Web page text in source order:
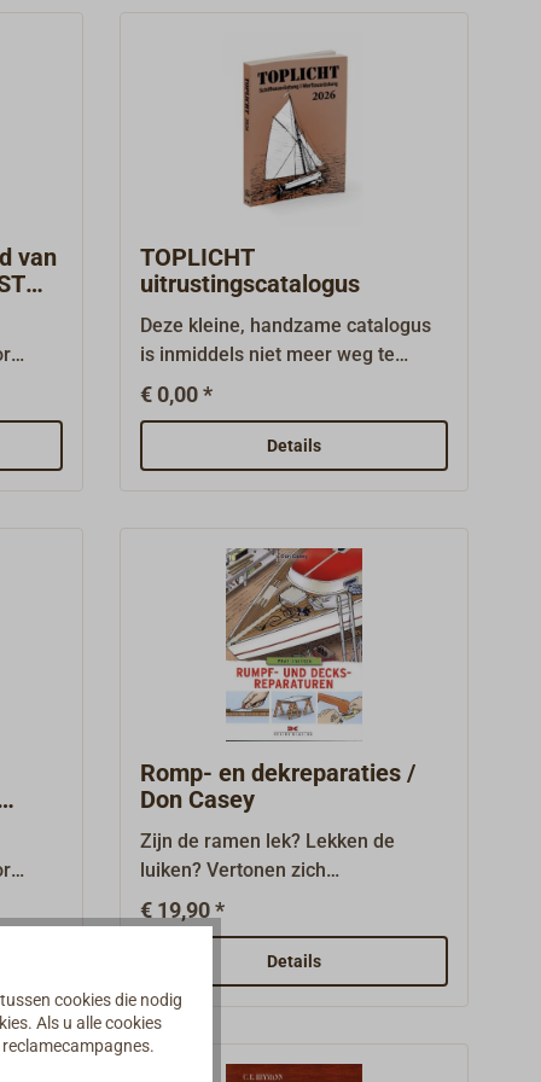
van
x
ca.
van
-
de
met
TOPLICHT
uitrustingscatalogus
Deze kleine, handzame catalogus
is inmiddels niet meer weg te
denken uit de boekenkast van veel
boten. Hij is gevuld met bijna 500
pagina's specialistische kennis en
technische informatie voor naslag,
informatief leesvoer en bevat het
grootste deel van ons
productassortiment - zonder
elektriciteit of internettoegang.496
pagina's, 14,8 x 21 cm. Met Duitse
en Engelse index.Als alternatief (of
extra) beschikbaar als online flip-
catalogus .
€ 0,00 *
Details
de
Romp- en dekreparaties /
Don Casey
Zijn de ramen lek? Lekken de
luiken? Vertonen zich
haarscheurtjes in het gelcoat? Zijn
de latten van het teakdek rot? Ook
op kunststofjachten valt er meer te
herstellen dan men misschien
denkt. Maar de benodigde
reparaties kunnen met de juiste
middelen en wat handvaardigheid
€ 19,90 *
Details
cookies die nodig
Als u alle cookies